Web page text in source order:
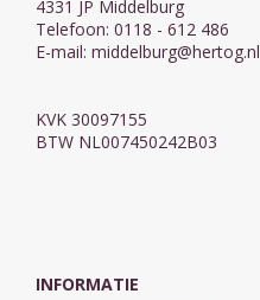
4331 JP Middelburg
Telefoon: 0118 - 612 486
E-mail: middelburg@hertog.nl
KVK 30097155
BTW NL007450242B03
INFORMATIE